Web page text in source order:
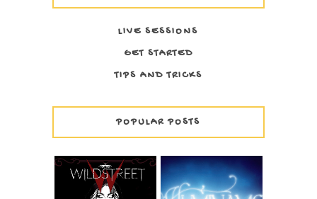
LIVE SESSIONS
GET STARTED
TIPS AND TRICKS
POPULAR POSTS